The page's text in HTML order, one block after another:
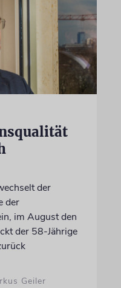
der
der
im August den
der 58-Jährige
Geiler